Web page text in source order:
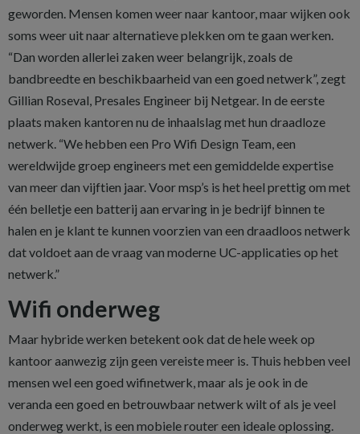
geworden. Mensen komen weer naar kantoor, maar wijken ook
soms weer uit naar alternatieve plekken om te gaan werken.
“Dan worden allerlei zaken weer belangrijk, zoals de
bandbreedte en beschikbaarheid van een goed netwerk”, zegt
Gillian Roseval, Presales Engineer bij Net­gear. In de eerste
plaats maken kantoren nu de inhaalslag met hun draadloze
netwerk. “We hebben een Pro Wifi Design Team, een
wereldwijde groep engineers met een gemiddelde expertise
van meer dan vijftien jaar. Voor msp’s is het heel prettig om met
één belletje een batterij aan ervaring in je bedrijf binnen te
halen en je klant te kunnen voorzien van een draadloos netwerk
dat voldoet aan de vraag van moderne UC-applicaties op het
netwerk.”
Wifi onderweg
Maar hybride werken betekent ook dat de hele week op
kantoor aanwezig zijn geen vereiste meer is. Thuis hebben veel
mensen wel een goed wifinetwerk, maar als je ook in de
veranda een goed en betrouwbaar netwerk wilt of als je veel
onderweg werkt, is een mobiele router een ideale oplossing.